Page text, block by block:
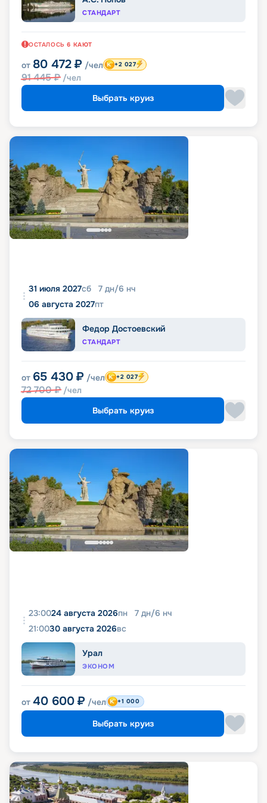
СТАНДАРТ
ОСТАЛОСЬ 6 КАЮТ
от 80 472 ₽ /чел
91 445₽ /чел
+2 027
Выбрать круиз
31 июля 2027сб 7 дн/6 нч
06 августа 2027пт
Федор Достоевский
СТАНДАРТ
от 65 430 ₽ /чел
72 700₽ /чел
+2 027
Выбрать круиз
23:0024 августа 2026пн 7 дн/6 нч
21:0030 августа 2026вс
Урал
ЭКОНОМ
от 40 600 ₽ /чел +1 000
Выбрать круиз